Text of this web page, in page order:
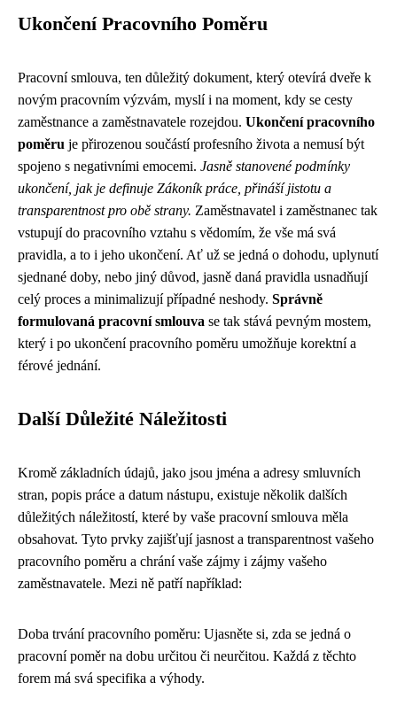
Ukončení Pracovního Poměru
Pracovní smlouva, ten důležitý dokument, který otevírá dveře k
novým pracovním výzvám, myslí i na moment, kdy se cesty
zaměstnance a zaměstnavatele rozejdou. Ukončení pracovního
poměru je přirozenou součástí profesního života a nemusí být
spojeno s negativními emocemi. Jasně stanovené podmínky
ukončení, jak je definuje Zákoník práce, přináší jistotu a
transparentnost pro obě strany. Zaměstnavatel i zaměstnanec tak
vstupují do pracovního vztahu s vědomím, že vše má svá
pravidla, a to i jeho ukončení. Ať už se jedná o dohodu, uplynutí
sjednané doby, nebo jiný důvod, jasně daná pravidla usnadňují
celý proces a minimalizují případné neshody. Správně
formulovaná pracovní smlouva se tak stává pevným mostem,
který i po ukončení pracovního poměru umožňuje korektní a
férové jednání.
Další Důležité Náležitosti
Kromě základních údajů, jako jsou jména a adresy smluvních
stran, popis práce a datum nástupu, existuje několik dalších
důležitých náležitostí, které by vaše pracovní smlouva měla
obsahovat. Tyto prvky zajišťují jasnost a transparentnost vašeho
pracovního poměru a chrání vaše zájmy i zájmy vašeho
zaměstnavatele. Mezi ně patří například:
Doba trvání pracovního poměru: Ujasněte si, zda se jedná o
pracovní poměr na dobu určitou či neurčitou. Každá z těchto
forem má svá specifika a výhody.